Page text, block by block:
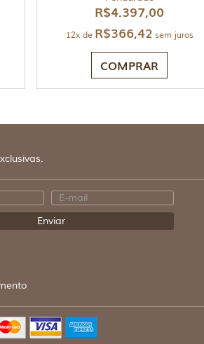
R$4.397,00
12x de R$366,42 sem juros
COMPRAR